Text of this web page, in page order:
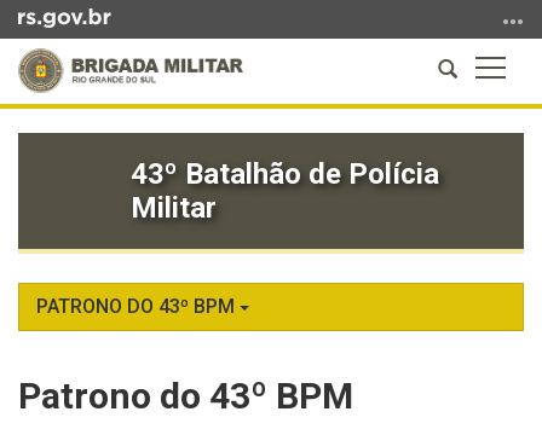
para
conteúdo
busca
a
Abrir
a
busca
43º Batalhão de Polícia
Militar
PATRONO DO 43º BPM
Patrono do 43º BPM